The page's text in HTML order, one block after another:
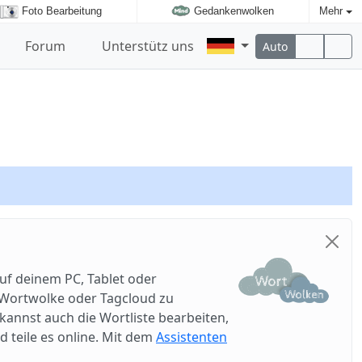
Foto Bearbeitung Gedankenwolken Mehr
Forum Unterstütz uns Auto
deinem PC, Tablet oder
oder Tagcloud zu
auch die Wortliste bearbeiten,
teile es online. Mit dem Assistenten